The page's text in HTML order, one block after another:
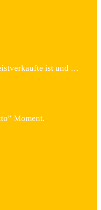
ist und …
Moment.